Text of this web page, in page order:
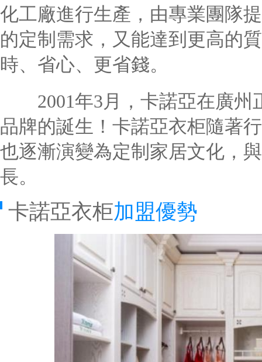
化工廠進行生產，由專業團隊
的定制需求，又能達到更高的
時、省心、更省錢。
2001年3月，卡諾亞在廣州
品牌的誕生！卡諾亞衣柜隨著
也逐漸演變為定制家居文化，
長。
卡諾亞衣柜加盟優勢